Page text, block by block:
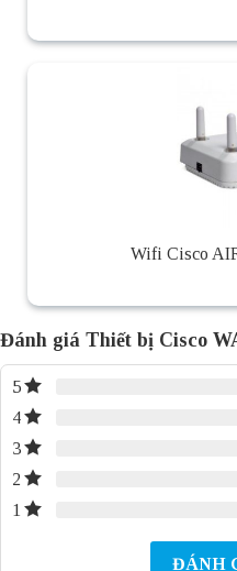
Wifi Cisco
Đánh giá Thiết bị Cisco
5
4
3
2
1
ĐÁNH